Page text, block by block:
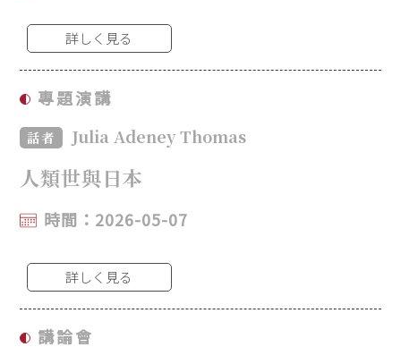
詳しく見る
專題演講
話者 Julia Adeney Thomas
人類世與日本
時間：2026-05-07
詳しく見る
講論會